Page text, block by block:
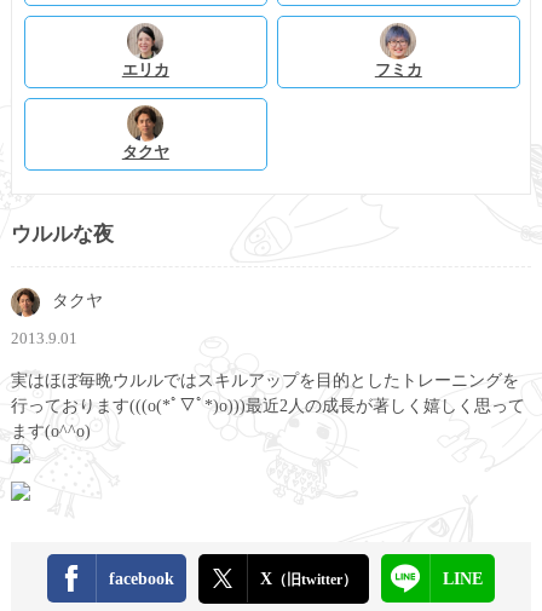
エリカ フミカ
タクヤ
ウルルな夜
タクヤ
2013.9.01
実はほぼ毎晩ウルルではスキルアップを目的としたトレーニングを
行っております(((o(*ﾟ▽ﾟ*)o)))最近2人の成長が著しく嬉しく思って
ます(o^^o)
facebook X（旧twitter） LINE